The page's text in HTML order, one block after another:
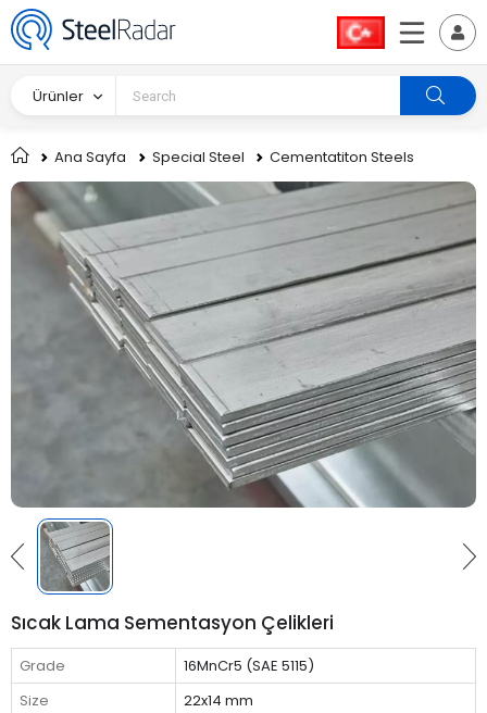
Ürünler
Ana Sayfa Special Steel Cementatiton Steels
Sıcak Lama Sementasyon Çelikleri
Grade
16MnCr5 (SAE 5115)
Size
22x14 mm